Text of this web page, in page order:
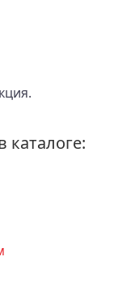
каталоге: